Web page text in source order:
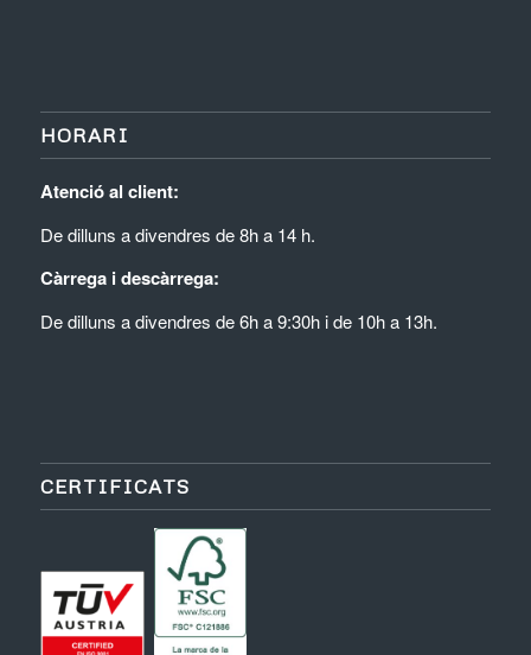
HORARI
Atenció al client:
De dilluns a divendres de 8h a 14 h.
Càrrega i descàrrega:
De dilluns a divendres de 6h a 9:30h i de 10h a 13h.
CERTIFICATS